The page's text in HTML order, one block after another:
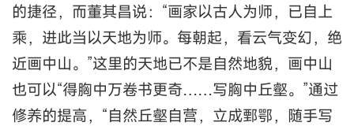
的捷径，而董其昌说：“画家以古人为师，已自上
乘，进此当以天地为师。每朝起，看云气变幻，绝
近画中山。”这里的天地已不是自然地貌，画中山
也可以“得胸中万卷书更奇……写胸中丘壑。”通过
修养的提高，“自然丘壑自营，立成鄄鄂，随手写